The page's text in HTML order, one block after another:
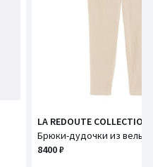
LA REDOUTE
Брюки-дудочки из
8400 ₽